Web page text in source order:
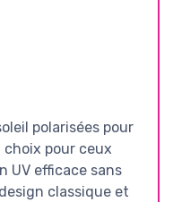
polarisées pour
pour ceux
UV efficace sans
classique et